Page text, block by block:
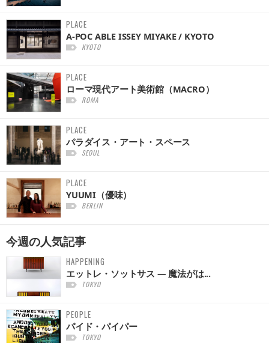
PLACE
A-POC ABLE ISSEY MIYAKE / KYOTO
KYOTO
PLACE
ローマ現代アート美術館（MACRO）
ROMA
PLACE
パラダイス・アート・スペース
SEOUL
PLACE
YUUMI（優味）
BERLIN
今週の人気記事
HAPPENING
エットレ・ソットサス — 魔法がは...
TOKYO
PEOPLE
パイド・パイパー
TOKYO